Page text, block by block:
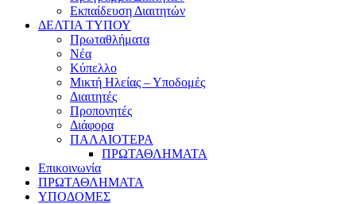
Εκπαίδευση Διαιτητών
ΔΕΛΤΙΑ ΤΥΠΟΥ
Πρωταθλήματα
Νέα
Κύπελλο
Μικτή Ηλείας – Υποδομές
Διαιτητές
Προπονητές
Διάφορα
ΠΑΛΑΙΟΤΕΡΑ
ΠΡΩΤΑΘΛΗΜΑΤΑ
Επικοινωνία
ΠΡΩΤΑΘΛΗΜΑΤΑ
ΥΠΟΔΟΜΕΣ